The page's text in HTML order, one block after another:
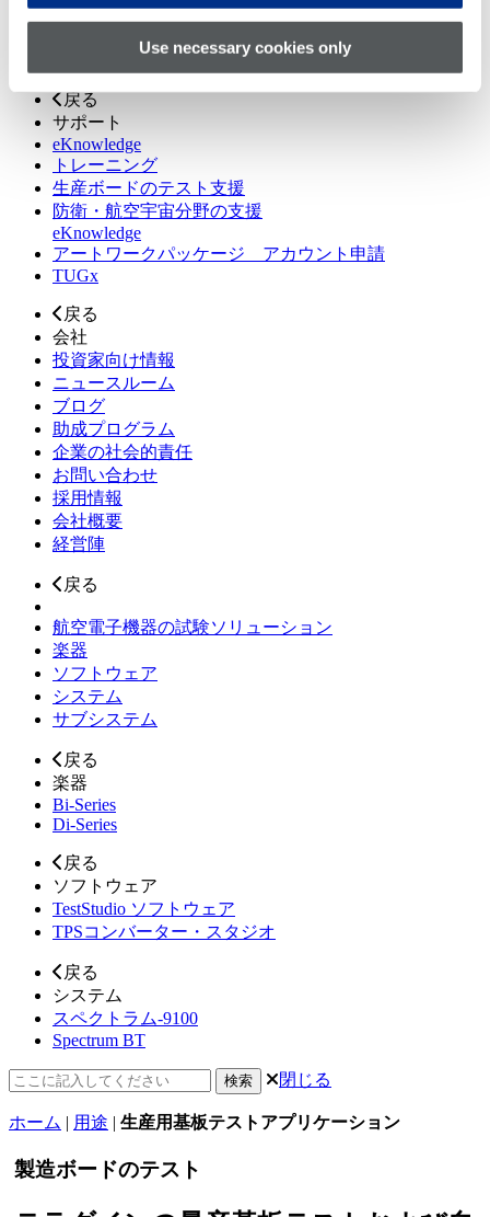
Use necessary cookies only
ソフトウェアソリューション
防衛・航空宇宙サービス
戻る
サポート
eKnowledge
トレーニング
生産ボードのテスト支援
防衛・航空宇宙分野の支援
eKnowledge
アートワークパッケージ アカウント申請
TUGx
戻る
会社
投資家向け情報
ニュースルーム
ブログ
助成プログラム
企業の社会的責任
お問い合わせ
採用情報
会社概要
経営陣
戻る
航空電子機器の試験ソリューション
楽器
ソフトウェア
システム
サブシステム
戻る
楽器
Bi-Series
Di-Series
戻る
ソフトウェア
TestStudio ソフトウェア
TPSコンバーター・スタジオ
戻る
システム
スペクトラム-9100
Spectrum BT
検
閉じる
ホーム | 用途 | 生産用基板テストアプリケーション
製造ボードのテスト